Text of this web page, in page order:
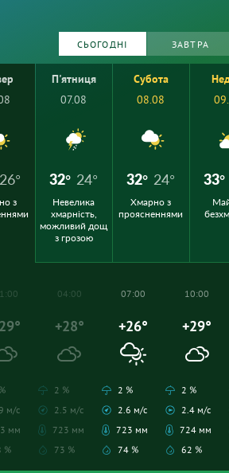
СЬОГОДНІ ЗАВТРА
26°
з
П'ятниця
07.08
32° 24°
Невелика
хмарність,
можливий дощ
з грозою
Субота
08.08
32° 24°
Хмарно з
проясненнями
33°
м/с
мм
%
04:00
+28°
2 %
2.5 м/с
723 мм
73 %
07:00
+26°
2 %
2.6 м/с
723 мм
74 %
10:00
+29°
2 %
2.4 м/с
724 мм
62 %